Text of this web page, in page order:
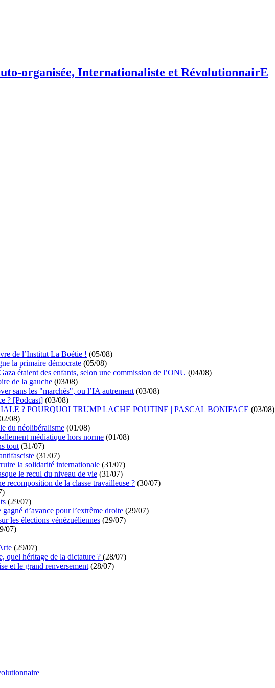
uto-organisée, Internationaliste et RévolutionnairE
de l’Institut La Boétie ! (05/08)
la primaire démocrate (05/08)
étaient des enfants, selon une commission de l’ONU (04/08)
de la gauche (03/08)
sans les "marchés", ou l’IA autrement (03/08)
? [Podcast] (03/08)
? POURQUOI TRUMP LACHE POUTINE | PASCAL BONIFACE (03/08)
08)
du néolibéralisme (01/08)
médiatique hors norme (01/08)
tout (31/07)
(31/07)
la solidarité internationale (31/07)
le recul du niveau de vie (31/07)
recomposition de la classe travailleuse ? (30/07)
(29/07)
d’avance pour l’extrême droite (29/07)
les élections vénézuéliennes (29/07)
07)
(29/07)
quel héritage de la dictature ? (28/07)
et le grand renversement (28/07)